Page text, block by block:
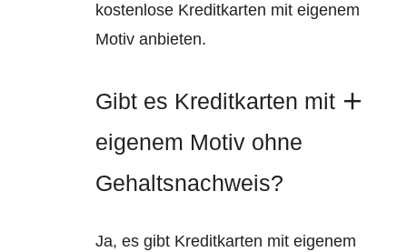
kostenlose Kreditkarten mit eigenem
Motiv anbieten.
Gibt es Kreditkarten mit
eigenem Motiv ohne
Gehaltsnachweis?
Ja, es gibt Kreditkarten mit eigenem